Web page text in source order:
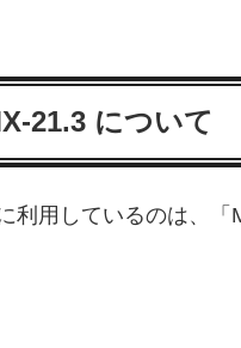
21.3 について
利用しているのは、「